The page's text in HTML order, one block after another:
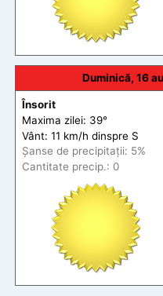
Duminică, 16
Însorit
Maxima zilei: 39°
Vânt: 11 km/h dinspre S
Șanse de precipitații: 5%
Cantitate precip.: 0